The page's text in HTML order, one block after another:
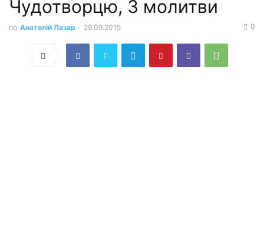
Чудотворцю, 3 молитви
по Анатолій Лазар - 29.09.2015 0